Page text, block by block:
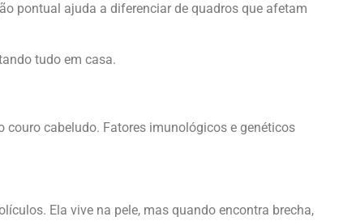
pontual ajuda a diferenciar de quadros que afetam
tudo em casa.
cabeludo. Fatores imunológicos e genéticos
Ela vive na pele, mas quando encontra brecha,